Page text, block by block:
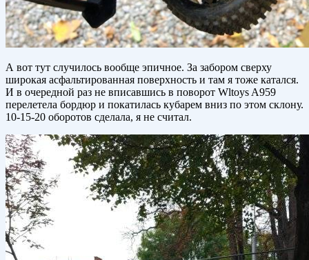
А вот тут случилось вообще эпичное. За забором сверху
широкая асфальтированная поверхность и там я тоже катался.
И в очередной раз не вписавшись в поворот Wltoys A959
перелетела бордюр и покатилась кубарем вниз по этом склону.
10-15-20 оборотов сделала, я не считал.